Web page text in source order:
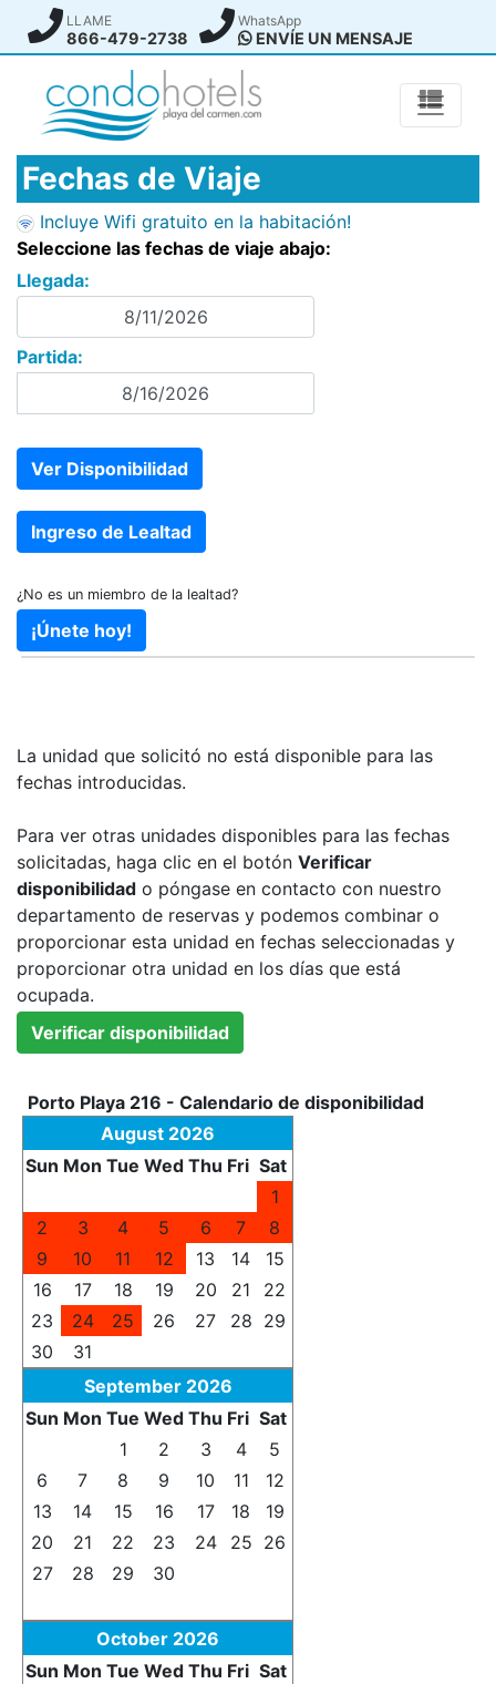
LLAME
866-479-2738
WhatsApp
ENVÍE UN MENSAJE
Fechas de Viaje
Incluye Wifi gratuito en la habitación!
Seleccione las fechas de viaje abajo:
Llegada:
Partida:
¿No es un miembro de la lealtad?
La unidad que solicitó no está disponible para las
fechas introducidas.
Para ver otras unidades disponibles para las fechas
solicitadas, haga clic en el botón Verificar
disponibilidad o póngase en contacto con nuestro
departamento de reservas y podemos combinar o
proporcionar esta unidad en fechas seleccionadas y
proporcionar otra unidad en los días que está
ocupada.
Porto Playa 216 - Calendario de disponibilidad
August 2026
Sun Mon Tue Wed Thu Fri Sat
1
2
3 4 5 6 7
8
9
10 11 12 13 14
15
16
17 18 19 20 21
22
23
24 25 26 27 28 29
30
31
September 2026
Sun Mon Tue Wed Thu Fri Sat
1 2 3 4
5
6
7 8 9 10 11
12
13
14 15 16 17 18
19
20
21 22 23 24 25 26
27
28 29 30
October 2026
Sun Mon Tue Wed Thu Fri Sat